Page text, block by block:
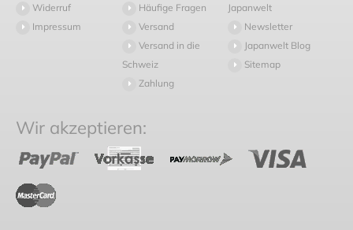
Widerruf
Impressum
Häufige Fragen
Versand
Versand in die
Schweiz
Zahlung
Japanwelt
Newsletter
Japanwelt Blog
Sitemap
Wir akzeptieren: